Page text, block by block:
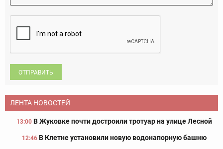
ОТПРАВИТЬ
ЛЕНТА НОВОСТЕЙ
13:00 В Жуковке почти достроили тротуар на улице Лесной
12:46 В Клетне установили новую водонапорную башню